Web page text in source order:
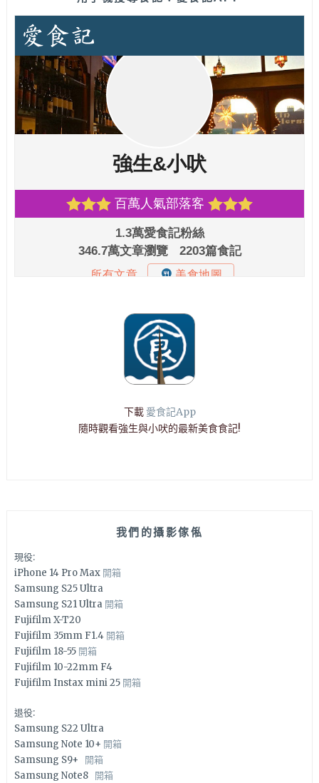
下載 愛食記App
隨時觀看強生與小吠的最新美食食記!
我們的攝影傢俬
現役:
iPhone 14 Pro Max 開箱
Samsung S25 Ultra
Samsung S21 Ultra 開箱
Fujifilm X-T20
Fujifilm 35mm F1.4 開箱
Fujifilm 18-55 開箱
Fujifilm 10-22mm F4
Fujifilm Instax mini 25 開箱
退役:
Samsung S22 Ultra
Samsung Note 10+ 開箱
Samsung S9+ 開箱
Samsung Note8 開箱